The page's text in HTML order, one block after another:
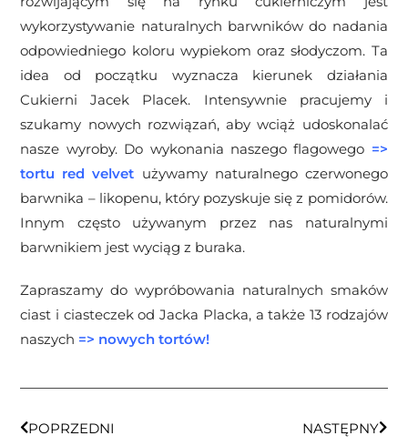
wykorzystywanie naturalnych barwników do nadania
odpowiedniego koloru wypiekom oraz słodyczom. Ta
idea od początku wyznacza kierunek działania
Cukierni Jacek Placek. Intensywnie pracujemy i
szukamy nowych rozwiązań, aby wciąż udoskonalać
nasze wyroby. Do wykonania naszego flagowego =>
tortu red velvet używamy naturalnego czerwonego
barwnika – likopenu, który pozyskuje się z pomidorów.
Innym często używanym przez nas naturalnymi
barwnikiem jest wyciąg z buraka.
Zapraszamy do wypróbowania naturalnych smaków
ciast i ciasteczek od Jacka Placka, a także 13 rodzajów
naszych => nowych tortów!
POPRZEDNI NASTĘPNY